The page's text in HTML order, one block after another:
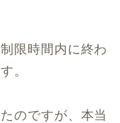
限時間内に終わ
。
のですが、本当